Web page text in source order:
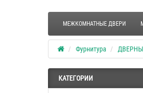
МЕЖКОМНАТНЫЕ ДВЕРИ
Фурнитура
КАТЕГОРИИ